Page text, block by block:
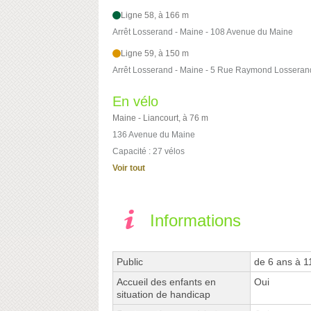
Ligne 58, à 166 m
Arrêt Losserand - Maine - 108 Avenue du Maine
Ligne 59, à 150 m
Arrêt Losserand - Maine - 5 Rue Raymond
En vélo
Maine - Liancourt, à 76 m
136 Avenue du Maine
Capacité : 27 vélos
Voir tout
Informations
Public
de 6 ans à
Accueil des enfants en
situation de handicap
Oui